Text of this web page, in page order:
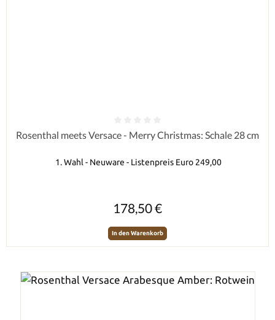
Durchschnittliche Bewertung von 0 von 5 Sternen
Rosenthal meets Versace - Merry Christmas: Schale 28 cm
1. Wahl - Neuware - Listenpreis Euro 249,00
178,50 €
In den Warenkorb